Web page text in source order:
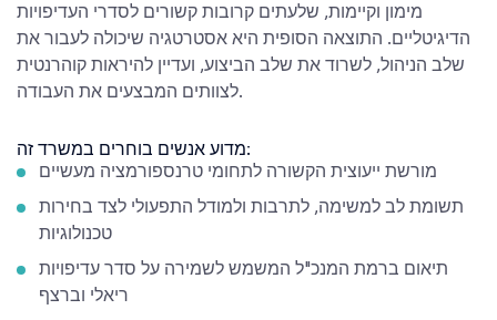
מימון וקיימות, שלעתים קרובות קשורים לסדרי העדיפויות
הדיגיטליים. התוצאה הסופית היא אסטרטגיה שיכולה לעבור את
שלב הניהול, לשרוד את שלב הביצוע, ועדיין להיראות קוהרנטית
לצוותים המבצעים את העבודה.
מדוע אנשים בוחרים במשרד זה:
מורשת ייעוצית הקשורה לתחומי טרנספורמציה מעשיים
תשומת לב למשימה, לתרבות ולמודל התפעולי לצד בחירות
טכנולוגיות
תיאום ברמת המנכ"ל המשמש לשמירה על סדר עדיפויות
ריאלי וברצף